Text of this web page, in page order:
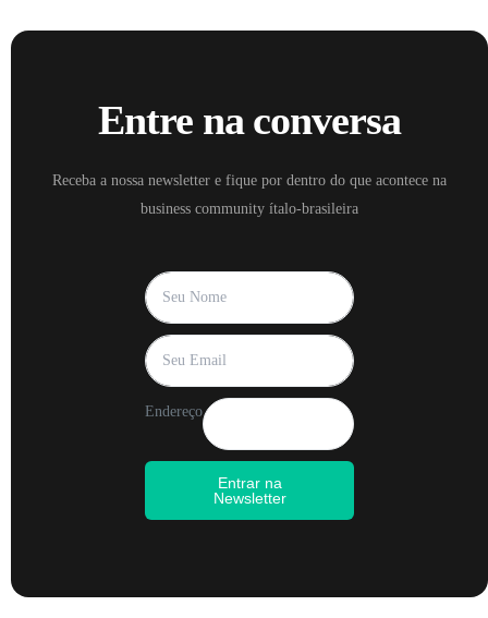
Entre na conversa
Receba a nossa newsletter e fique por dentro do que acontece na
business community ítalo-brasileira
Endereço
Entrar na
Newsletter